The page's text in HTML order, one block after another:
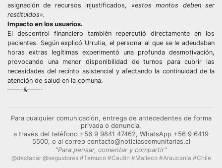
asignación de recursos injustificados, «estos montos deben ser
restituidos».
Impacto en los usuarios.
El descontrol financiero también repercutió directamente en los
pacientes. Según explicó Urrutia, el personal al que se le adeudaban
horas extras legítimas experimentó una profunda desmotivación,
provocando una menor disponibilidad de turnos para cubrir las
necesidades del recinto asistencial y afectando la continuidad de la
atención de salud en la comuna.
——-&——-
Para cualquier comunicación, entrega de antecedentes de forma
privada o denuncia,
a través del teléfono +56 9 9841 47462, WhatsApp +56 9 6419
5500, o al correo contacto@noticiascomunitarias.cl
"Para pensar, comentar y compartir"
@destacar @seguidores #Temuco #Cautin #Malleco #Araucanía #Chile